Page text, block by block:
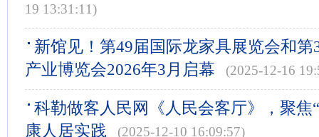
19 13:31:11)
新馆见！第49届国际龙家具展览会和
产业博览会2026年3月启幕
(2025-12-16
科勒做客人民网《人民会客厅》，聚焦
康人居实践
(2025-12-10 16:09:57)